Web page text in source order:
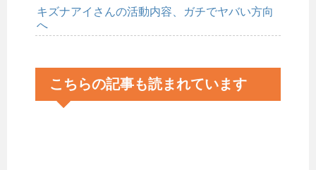
キズナアイさんの活動内容、ガチでヤバい方向
へ
こちらの記事も読まれています